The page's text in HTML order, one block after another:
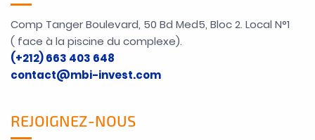
Comp Tanger Boulevard, 50 Bd Med5, Bloc 2. Local N°1
( face à la piscine du complexe).
(+212) 663 403 648
contact@mbi-invest.com
REJOIGNEZ-NOUS